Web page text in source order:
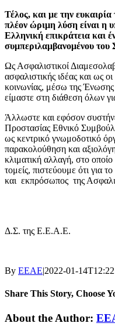
Τέλος, και με την
πλέον ώριμη λύση είναι η
Ελληνική επικράτεια και
συμπεριλαμβανομένου του
Ως Ασφαλιστικοί
ασφαλιστικής ιδέας και ως
κοινωνίας, μέσω της
είμαστε στη διάθεση όλων
Άλλωστε και εφόσον
Προστασίας Εθνικό
ως κεντρικό γνωμοδοτικό
παρακολούθηση και
κλιματική αλλαγή, στο
τομείς, πιστεύουμε ότι για
και εκπρόσωπος της
Δ.Σ. της Ε.Ε.Α.Ε.
By ΕΕΑΕ|2022-01-
Share This Story, Choose
Facebook
LinkedIn
WhatsApp
Email
About the Author: